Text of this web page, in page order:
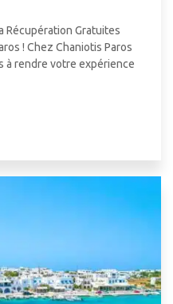
Récupération Gratuites
! Chez Chaniotis Paros
à rendre votre expérience